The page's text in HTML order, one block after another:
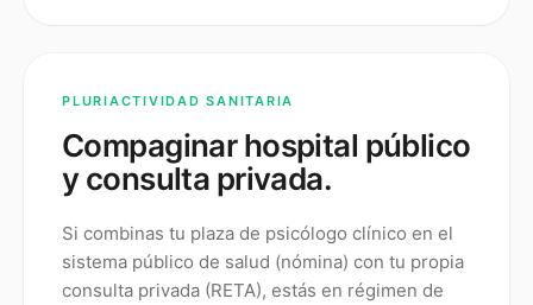
PLURIACTIVIDAD SANITARIA
Compaginar hospital público
y consulta privada.
Si combinas tu plaza de psicólogo clínico en el
sistema público de salud (nómina) con tu propia
consulta privada (RETA), estás en régimen de